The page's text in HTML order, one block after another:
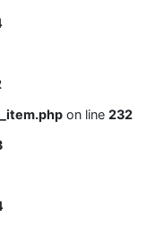
on line 232